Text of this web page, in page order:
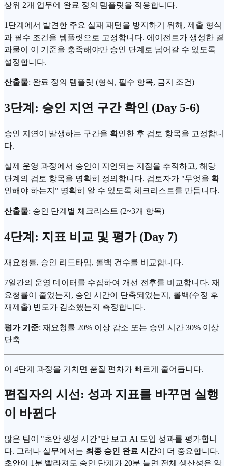
상위 2개 업무에 완료 정의 템플릿을 적용합니다.
1단계에서 발견한 주요 실패 패턴을 방지하기 위해, 제출 형식
과 필수 조건을 템플릿으로 고정합니다. 에이전트가 생성한 결
과물이 이 기준을 충족해야만 승인 단계로 넘어갈 수 있도록
설정합니다.
산출물: 완료 정의 템플릿 (형식, 필수 항목, 금지 조건)
3단계: 승인 지연 구간 확인 (Day 5-6)
승인 지연이 발생하는 구간을 확인한 후 검토 항목을 고정합니
다.
실제 운영 과정에서 승인이 지연되는 지점을 추적하고, 해당
단계의 검토 항목을 명확히 정의합니다. 검토자가 "무엇을 확
인해야 하는지" 명확히 알 수 있도록 체크리스트를 만듭니다.
산출물: 승인 단계별 체크리스트 (2~3개 항목)
4단계: 지표 비교 및 평가 (Day 7)
재요청률, 승인 리드타임, 롤백 건수를 비교합니다.
7일간의 운영 데이터를 수집하여 개선 전후를 비교합니다. 재
요청률이 줄었는지, 승인 시간이 단축되었는지, 롤백(수정 후
재제출) 빈도가 감소했는지 측정합니다.
평가 기준: 재요청률 20% 이상 감소 또는 승인 시간 30% 이상
단축
이 4단계 과정을 거치면 품질 편차가 빠르게 줄어듭니다.
편집자의 시선: 성과 지표를 바꾸면 실행
이 바뀐다
많은 팀이 "초안 생성 시간"만 보고 AI 도입 성과를 평가합니
다. 그러나 실무에서는 최종 승인 완료 시간이 더 중요합니다.
초안이 1분 빨라져도 승인 단계가 20분 늘면 전체 생산성은 악